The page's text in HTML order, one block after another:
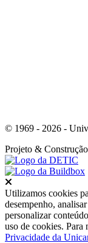
© 1969 - 2026 -
Projeto & Construção
Utilizamos cookies
desempenho,
personalizar
uso de cookies. Para
Privacidade da